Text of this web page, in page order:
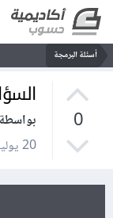
أسئلة البرمجة
0
20 يوليو 2024